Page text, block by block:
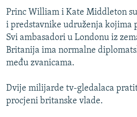
Princ William i Kate Middleton
i predstavnike udruženja kojima
Svi ambasadori u Londonu iz
Britanija ima normalne
među zvanicama.
Dvije milijarde tv-gledalaca
procjeni britanske vlade.